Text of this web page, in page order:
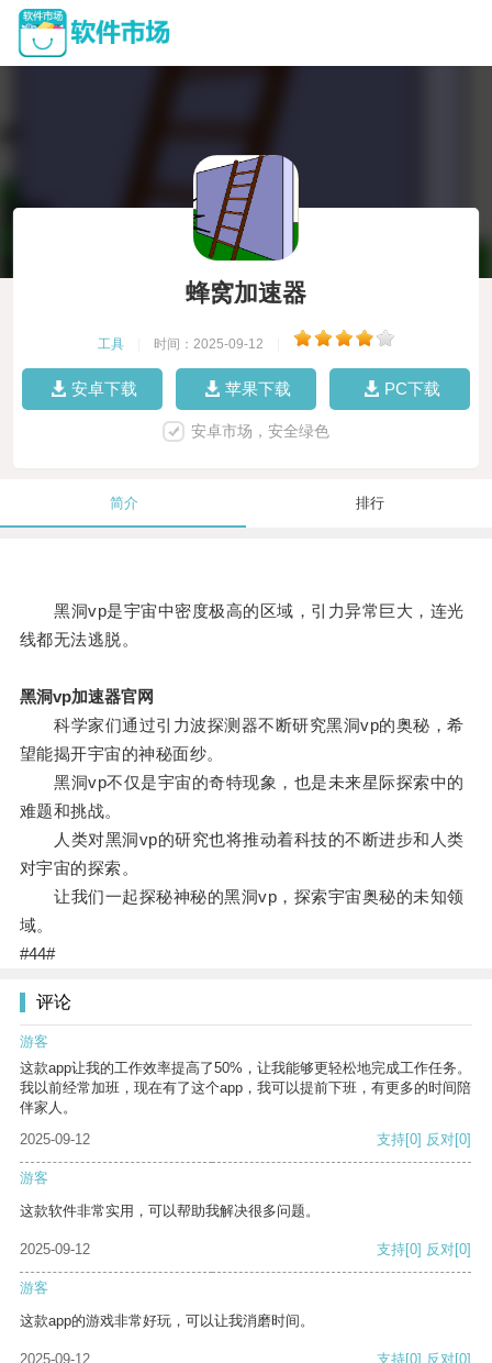
蜂窝加速器
工具 时间：2025-09-12
安卓下载 苹果下载 PC下载
安卓市场，安全绿色
简介 排行
黑洞vp是宇宙中密度极高的区域，引力异常巨大，连光
线都无法逃脱。
黑洞vp加速器官网
科学家们通过引力波探测器不断研究黑洞vp的奥秘，希
望能揭开宇宙的神秘面纱。
黑洞vp不仅是宇宙的奇特现象，也是未来星际探索中的
难题和挑战。
人类对黑洞vp的研究也将推动着科技的不断进步和人类
对宇宙的探索。
让我们一起探秘神秘的黑洞vp，探索宇宙奥秘的未知领
域。
#44#
评论
游客
这款app让我的工作效率提高了50%，让我能够更轻松地完成工作任务。
我以前经常加班，现在有了这个app，我可以提前下班，有更多的时间陪
伴家人。
2025-09-12
支持[0] 反对[0]
游客
这款软件非常实用，可以帮助我解决很多问题。
2025-09-12 支持[0] 反对[0]
游客
这款app的游戏非常好玩，可以让我消磨时间。
2025-09-12 支持[0] 反对[0]